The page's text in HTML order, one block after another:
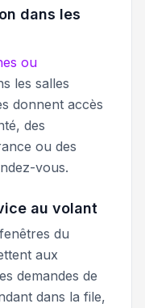
dans les
ou
les salles
donnent accès
des
ou des
vous.
au volant
du
aux
demandes de
dans la file,